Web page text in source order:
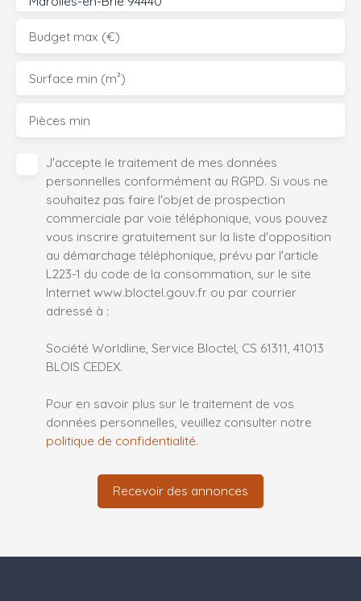
Budget max (€)
Surface min (m²)
Pièces min
J'accepte le traitement de mes données
personnelles conformément au RGPD. Si vous ne
souhaitez pas faire l'objet de prospection
commerciale par voie téléphonique, vous pouvez
vous inscrire gratuitement sur la liste d'opposition
au démarchage téléphonique, prévu par l'article
L223-1 du code de la consommation, sur le site
Internet www.bloctel.gouv.fr ou par courrier
adressé à :
Société Worldline, Service Bloctel, CS 61311, 41013
BLOIS CEDEX.
Pour en savoir plus sur le traitement de vos
données personnelles, veuillez consulter notre
politique de confidentialité.
Recevoir des annonces